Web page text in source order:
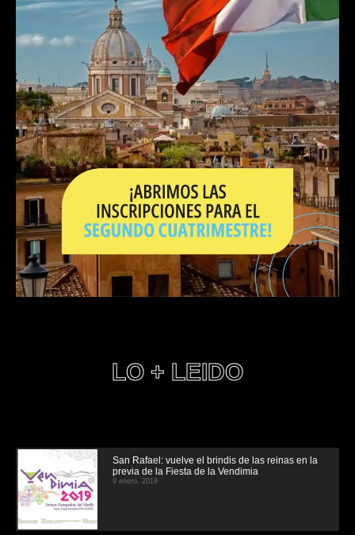
LO + LEIDO
San Rafael: vuelve el brindis de las reinas en la
previa de la Fiesta de la Vendimia
9 enero, 2019